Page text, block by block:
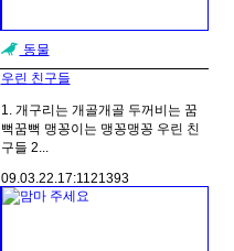
동물
우린 친구들
1. 개구리는 개골개골 두꺼비는 꿈
뻑꿈뻑 맹꽁이는 맹꽁맹꽁 우린 친
구들 2...
09.03.22.17:1121393